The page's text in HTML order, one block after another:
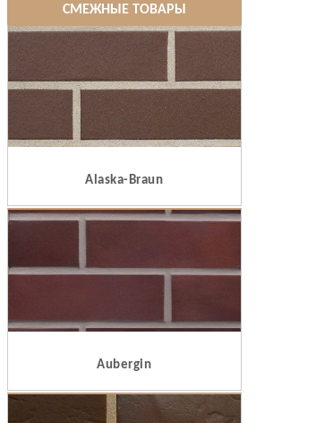
СМЕЖНЫЕ ТОВАРЫ
Alaska-Braun
Aubergin